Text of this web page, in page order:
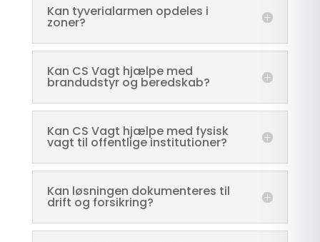
Kan tyverialarmen opdeles i
zoner?
Kan CS Vagt hjælpe med
brandudstyr og beredskab?
Kan CS Vagt hjælpe med fysisk
vagt til offentlige institutioner?
Kan løsningen dokumenteres til
drift og forsikring?